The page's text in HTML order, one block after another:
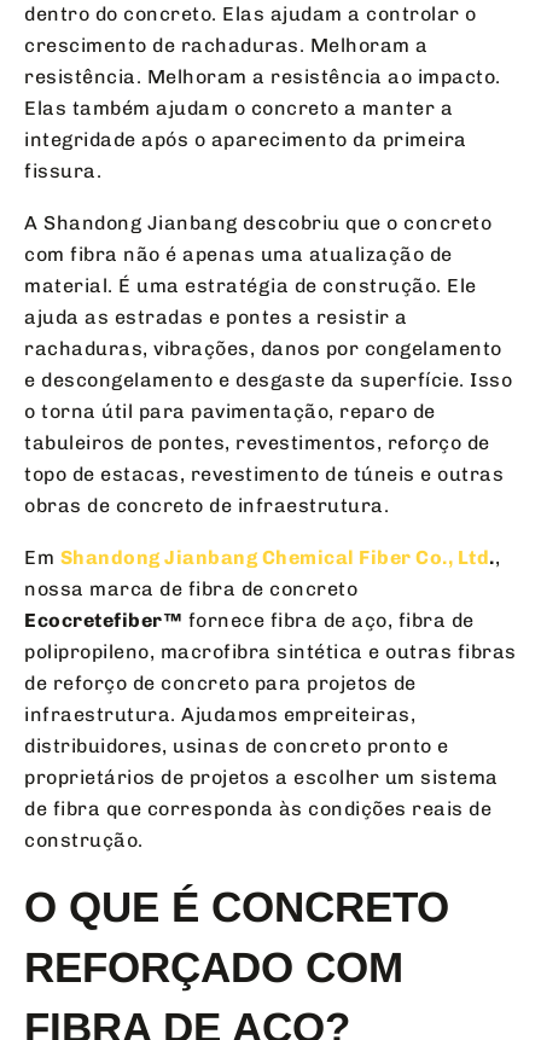
dentro do concreto. Elas ajudam a controlar o
crescimento de rachaduras. Melhoram a
resistência. Melhoram a resistência ao impacto.
Elas também ajudam o concreto a manter a
integridade após o aparecimento da primeira
fissura.
A Shandong Jianbang descobriu que o concreto
com fibra não é apenas uma atualização de
material. É uma estratégia de construção. Ele
ajuda as estradas e pontes a resistir a
rachaduras, vibrações, danos por congelamento
e descongelamento e desgaste da superfície. Isso
o torna útil para pavimentação, reparo de
tabuleiros de pontes, revestimentos, reforço de
topo de estacas, revestimento de túneis e outras
obras de concreto de infraestrutura.
Em Shandong Jianbang Chemical Fiber Co., Ltd.,
nossa marca de fibra de concreto
Ecocretefiber™ fornece fibra de aço, fibra de
polipropileno, macrofibra sintética e outras fibras
de reforço de concreto para projetos de
infraestrutura. Ajudamos empreiteiras,
distribuidores, usinas de concreto pronto e
proprietários de projetos a escolher um sistema
de fibra que corresponda às condições reais de
construção.
O QUE É CONCRETO
REFORÇADO COM
FIBRA DE AÇO?